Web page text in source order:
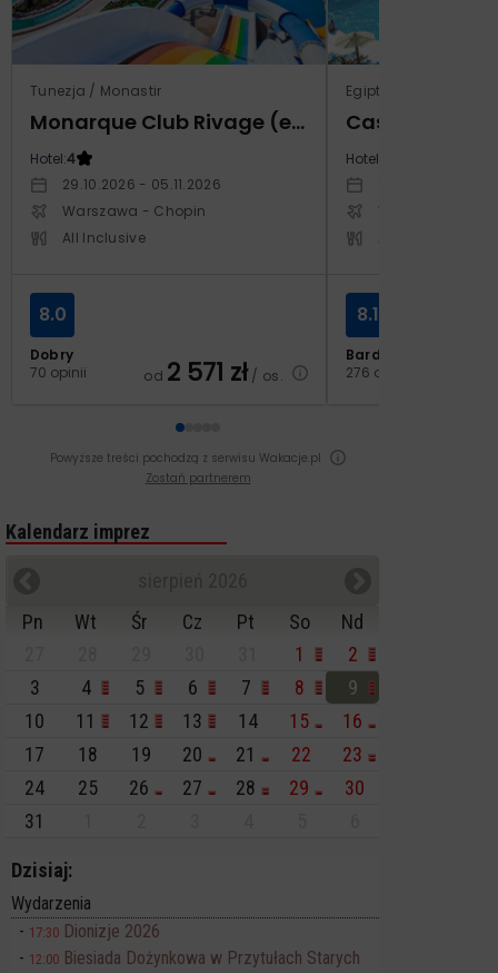
Tunezja / Monastir
Monarque Club Rivage (ex Calimera)
Hotel:4
29.10.2026 - 05.11.2026
Warszawa - Chopin
All Inclusive
Dobry
70 opinii
8.0
od 2 571 zł/ os.
Egipt / Marsa El
Hotel:
Warszawa -
Bardzo dobry
276 opinii
8.1
Powyższe treści pochodzą z serwisu Wakacje.pl
Zostań partnerem
Kalendarz imprez
Pn
Wt Śr Cz Pt So
Nd
1
2
3
4 5 6 7 8
9
10
11 12 13 14 15
16
17
18 19 20 21 22
23
24
25 26 27 28 29
30
31
Dzisiaj:
Wydarzenia
17:30 Dionizje 2026
12:00 Biesiada Dożynkowa w Przytułach Starych